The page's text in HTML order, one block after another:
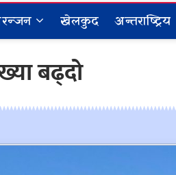
खेलकुद अन्तराष्ट्रिय
बढ्दो